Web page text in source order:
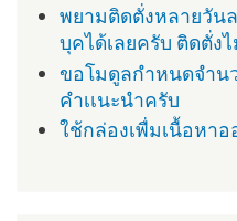
พยามติดตั่งหลายวันล
บุคได้เลยครับ ติดตั่ง
ขอโมดูลกำหนดจำน
คำเเนะนำครับ
ใช้กล่องเพื่มเนื้อหา